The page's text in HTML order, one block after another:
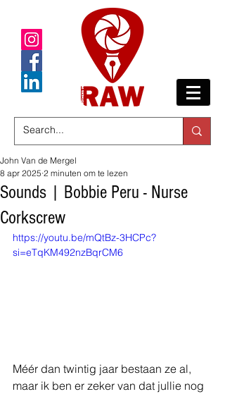
Sounds | Bobbie Peru - Nurse
Corkscrew
John Van de Mergel
8 apr 2025 2 minuten om te lezen
https://youtu.be/mQtBz-3HCPc?
si=eTqKM492nzBqrCM6
Méér dan twintig jaar bestaan ze al,
maar ik ben er zeker van dat jullie nog